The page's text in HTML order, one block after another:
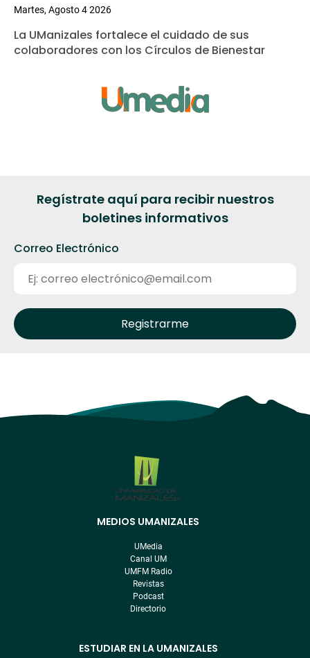
Martes, Agosto 4 2026
La UManizales fortalece el cuidado de sus
colaboradores con los Círculos de Bienestar
Regístrate aquí para recibir nuestros
boletines informativos
Correo Electrónico
MEDIOS UMANIZALES
UMedia
Canal UM
UMFM Radio
Revistas
Podcast
Directorio
ESTUDIAR EN LA UMANIZALES